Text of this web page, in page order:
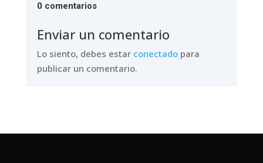
0 comentarios
Enviar un comentario
Lo siento, debes estar conectadopara
publicar un comentario.